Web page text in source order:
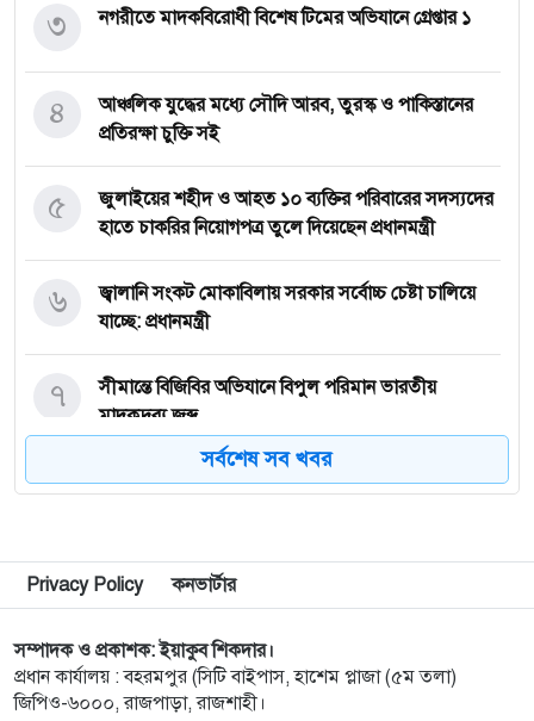
নগরীতে মাদকবিরোধী বিশেষ টিমের অভিযানে গ্রেপ্তার ১
৩
আঞ্চলিক যুদ্ধের মধ্যে সৌদি আরব, তুরস্ক ও পাকিস্তানের
প্রতিরক্ষা চুক্তি সই
৪
জুলাইয়ের শহীদ ও আহত ১০ ব্যক্তির পরিবারের সদস্যদের
হাতে চাকরির নিয়োগপত্র তুলে দিয়েছেন প্রধানমন্ত্রী
৫
জ্বালানি সংকট মোকাবিলায় সরকার সর্বোচ্চ চেষ্টা চালিয়ে
যাচ্ছে: প্রধানমন্ত্রী
৬
সীমান্তে বিজিবির অভিযানে বিপুল পরিমান ভারতীয়
মাদকদ্রব্য জব্দ
৭
নেপালের আকাশে ভয় পেলেন অপু বিশ্বাস!
৮
বগুড়া এরুলিয়া এলাকায় সড়ক দুর্ঘট্নায় সকালে ৭ জন,
বিকেলে ২ জন নিহত
৯
রাসিক প্রশাসকের সঙ্গে মেডিকেল টেকনোলজিস্ট
এসোসিয়েশনের নেতৃবৃন্দের সাক্ষাৎ
১০
সর্বশেষ সব খবর
Privacy Policy কনভার্টার
সম্পাদক ও প্রকাশক: ইয়াকুব শিকদার।
প্রধান কার্যালয় : বহরমপুর (সিটি বাইপাস, হাশেম প্লাজা (৫ম তলা)
জিপিও-৬০০০, রাজপাড়া, রাজশাহী।